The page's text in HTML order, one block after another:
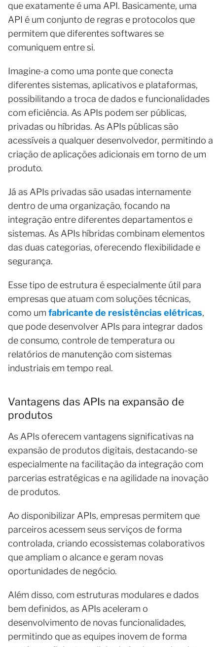
que exatamente é uma API. Basicamente, uma
API é um conjunto de regras e protocolos que
permitem que diferentes softwares se
comuniquem entre si.
Imagine-a como uma ponte que conecta
diferentes sistemas, aplicativos e plataformas,
possibilitando a troca de dados e funcionalidades
com eficiência. As APIs podem ser públicas,
privadas ou híbridas. As APIs públicas são
acessíveis a qualquer desenvolvedor, permitindo a
criação de aplicações adicionais em torno de um
produto.
Já as APIs privadas são usadas internamente
dentro de uma organização, focando na
integração entre diferentes departamentos e
sistemas. As APIs híbridas combinam elementos
das duas categorias, oferecendo flexibilidade e
segurança.
Esse tipo de estrutura é especialmente útil para
empresas que atuam com soluções técnicas,
como um fabricante de resistências elétricas,
que pode desenvolver APIs para integrar dados
de consumo, controle de temperatura ou
relatórios de manutenção com sistemas
industriais em tempo real.
Vantagens das APIs na expansão de
produtos
As APIs oferecem vantagens significativas na
expansão de produtos digitais, destacando-se
especialmente na facilitação da integração com
parcerias estratégicas e na agilidade na inovação
de produtos.
Ao disponibilizar APIs, empresas permitem que
parceiros acessem seus serviços de forma
controlada, criando ecossistemas colaborativos
que ampliam o alcance e geram novas
oportunidades de negócio.
Além disso, com estruturas modulares e dados
bem definidos, as APIs aceleram o
desenvolvimento de novas funcionalidades,
permitindo que as equipes inovem de forma